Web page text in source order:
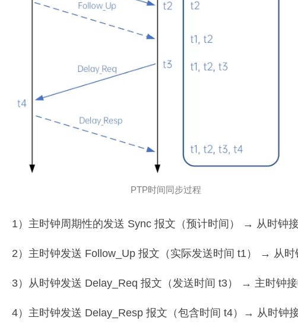
PTP时间同步过程
1）主时钟周期性的发送 Sync 报文（预计时间） → 从时钟
2）主时钟发送 Follow_Up 报文（实际发送时间 t1） → 从时
3）从时钟发送 Delay_Req 报文（发送时间 t3） → 主时钟
4）主时钟发送 Delay_Resp 报文（包含时间 t4）→ 从时钟